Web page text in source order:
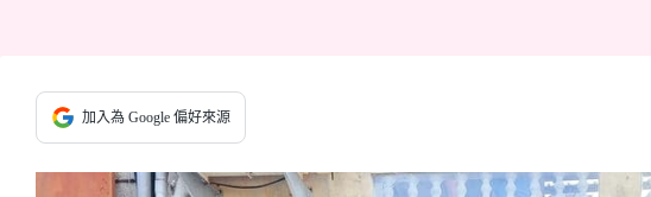
加入為 Google 偏好來源